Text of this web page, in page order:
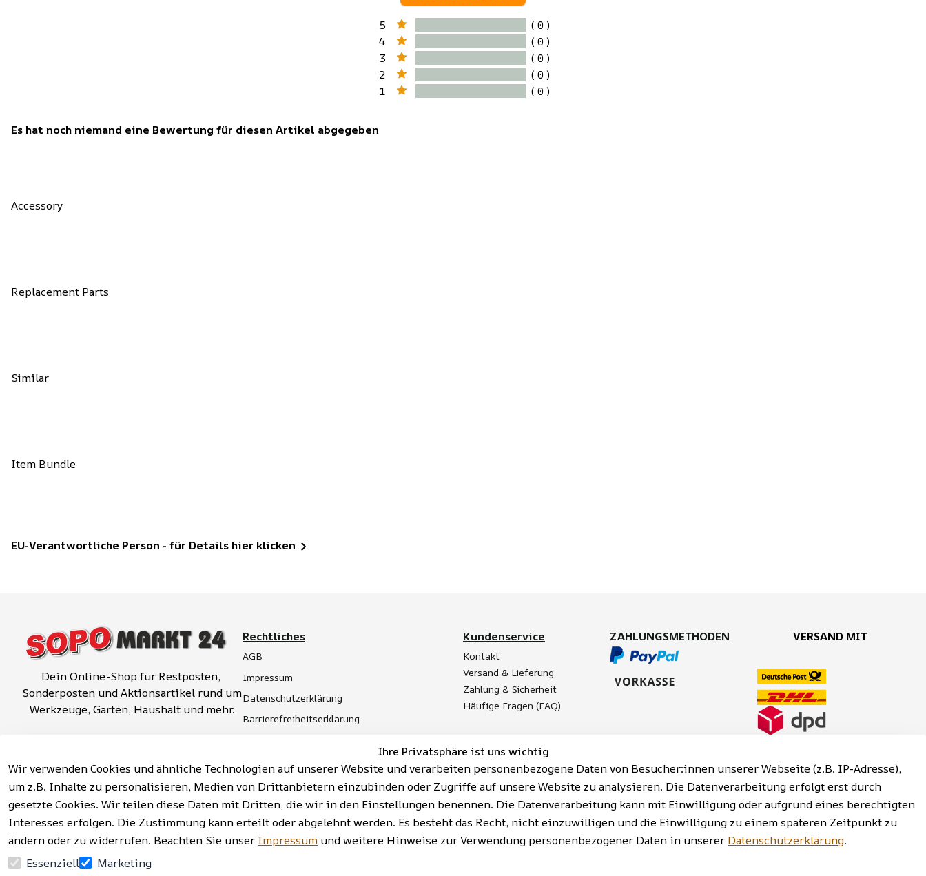
5
( 0 )
4
( 0 )
3
( 0 )
2
( 0 )
1
( 0 )
Es hat noch niemand eine Bewertung für diesen Artikel abgegeben
Accessory
Replacement Parts
Similar
Item Bundle
EU-Verantwortliche Person - für Details hier klicken
Ihre Privatsphäre ist uns wichtig
Wir verwenden Cookies und ähnliche Technologien auf unserer Website und verarbeiten personenbezogene Daten von Besucher:innen unserer Webseite (z.B. IP-Adresse),
um z.B. Inhalte zu personalisieren, Medien von Drittanbietern einzubinden oder Zugriffe auf unsere Website zu analysieren. Die Datenverarbeitung erfolgt erst durch
gesetzte Cookies. Wir teilen diese Daten mit Dritten, die wir in den Einstellungen benennen. Die Datenverarbeitung kann mit Einwilligung oder aufgrund eines berechtigten
Interesses erfolgen. Die Zustimmung kann erteilt oder abgelehnt werden. Es besteht das Recht, nicht einzuwilligen und die Einwilligung zu einem späteren Zeitpunkt zu
ändern oder zu widerrufen. Beachten Sie unser Impressum und weitere Hinweise zur Verwendung personenbezogener Daten in unserer Datenschutzerklärung.
Essenziell
Marketing
Dein Online-Shop für Restposten,
Sonderposten und Aktionsartikel rund um
Werkzeuge, Garten, Haushalt und mehr.
Rechtliches
AGB
Impressum
Datenschutzerklärung
Barrierefreiheitserklärung
Kundenservice
Kontakt
Versand & Lieferung
Zahlung & Sicherheit
Häufige Fragen (FAQ)
ZAHLUNGSMETHODEN VERSAND MIT
Facebook | Instagram | Newsletter AGB | Impressum | Datenschutzerklärung | Barrierefreiheitserklärung | Widerrufsrecht